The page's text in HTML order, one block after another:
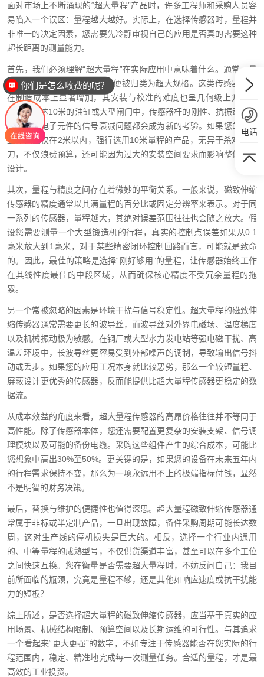
面对市场上不断涌现的“超大量程”产品时，许多工程师和采购人员容
易陷入一个误区：量程越大越好。实际上，在选择传感器时，量程并
非唯一的决定因素，您需要先冷静审视自己的应用是否真的需要这种
超长距离的测量能力。
首先，我们必须理解“超大量程”在实际应用中意味着什么。通常，量
程超过5米的磁致伸缩传感器便被归类为超大规格。这类传感器不仅
在制造成本上显著增加，其安装与校准的难度也呈几何级上升。例
如，在长达10米的油缸或大型闸门中，传感器杆的刚性、抗振动能力
以及内部电子元件的信号衰减问题都会成为新的考验。如果您的设备
工作范围仅在2米以内，强行选用10米量程的产品，无异于杀鸡用牛
刀，不仅浪费预算，还可能因为过大的安装空间要求而影响整体机械
设计。
其次，量程与精度之间存在着微妙的平衡关系。一般来说，磁致伸缩
传感器的精度通常以其满量程的百分比或固定分辨率来表示。对于同
一系列的传感器，量程越大，其绝对误差范围往往也会随之放大。假
设您需要测量一个大型锻造机的行程，真实的控制点误差如果从0.1
毫米放大到1毫米，对于某些精密闭环控制回路而言，可能就是致命
的。因此，最佳的策略是选择“刚好够用”的量程，让传感器始终工作
在其线性度最佳的中段区域，从而确保核心精度不受冗余量程的拖
累。
另一个常被忽略的因素是环境干扰与信号稳定性。超大量程的磁致伸
缩传感器通常需要更长的波导丝，而波导丝对外界电磁场、温度梯度
以及机械振动极为敏感。在钢厂或大型水力发电站等强电磁干扰、高
温差环境中，长波导丝更容易受到外部噪声的调制，导致输出信号抖
动或丢步。如果您的应用工况本身就比较恶劣，那么一个较短量程、
屏蔽设计更优秀的传感器，反而能提供比超大量程传感器更稳定的数
据流。
从成本效益的角度来看，超大量程传感器的高昂价格往往并不等同于
高性能。除了传感器本体，您还需要配置更复杂的安装支架、信号调
理模块以及可能的备份电缆。采购这些组件产生的综合成本，可能比
您想象中高出30%至50%。更关键的是，如果您的设备在未来五年内
的行程需求保持不变，那么为一项永远用不上的极端指标付钱，显然
不是明智的财务决策。
最后，替换与维护的便捷性也值得深思。超大量程磁致伸缩传感器通
常属于非标或半定制产品，一旦出现故障，备件采购周期可能长达数
周，这对生产线的停机损失是巨大的。相反，选择一个行业内通用
的、中等量程的成熟型号，不仅供货渠道丰富，甚至可以在多个工位
之间快速互换。您在衡量是否需要超大量程时，不妨反问自己：我目
前所面临的瓶颈，究竟是量程不够，还是其他如响应速度或抗干扰能
力的短板？
综上所述，是否选择超大量程的磁致伸缩传感器，应当基于真实的应
用场景、机械结构限制、预算空间以及长期运维的可行性。与其追求
一个看起来“更大更强”的数字，不如专注于传感器能否在您实际的行
程范围内，稳定、精准地完成每一次测量任务。合适的量程，才是最
高效的工业投资。
电话
你们是怎么收费的呢？